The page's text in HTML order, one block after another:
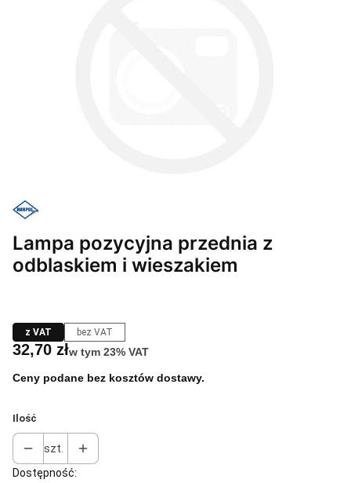
Lampa pozycyjna przednia z
odblaskiem i wieszakiem
z VAT bez VAT
Cena
32,70 złw tym 23% VAT
w tym 23% VAT
Ceny podane bez kosztów dostawy.
Ilość
szt.
Dostępność: